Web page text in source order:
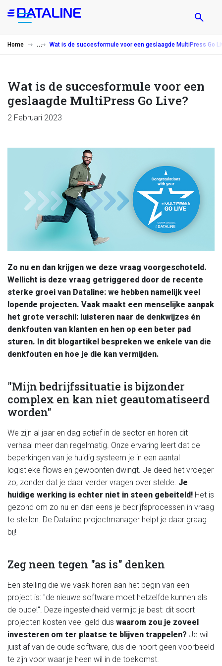
Overslaan
en
de
inhoud
Home Wat is de succesformule voor een geslaagde MultiPress Go
Wat is de succesformule voor een
geslaagde MultiPress Go Live?
2 Februari 2023
Zo nu en dan krijgen we deze vraag voorgeschoteld.
Wellicht is deze vraag getriggered door de recente
sterke groei van Dataline: we hebben namelijk veel
lopende projecten. Vaak maakt een menselijke aanpak
het grote verschil: luisteren naar de denkwijzes én
denkfouten van klanten en hen op een beter pad
sturen. In dit blogartikel bespreken we enkele van die
denkfouten en hoe je die kan vermijden.
"Mijn bedrijfssituatie is bijzonder
complex en kan niet geautomatiseerd
worden"
We zijn al jaar en dag actief in de sector en horen dit
verhaal meer dan regelmatig. Onze ervaring leert dat de
beperkingen van je huidig systeem je in een aantal
logistieke flows en gewoonten dwingt. Je deed het vroeger
zo, zonder dat je daar verder vragen over stelde. Je
huidige werking is echter niet in steen gebeiteld! Het is
gezond om zo nu en dan eens je bedrijfsprocessen in vraag
te stellen. De Dataline projectmanager helpt je daar graag
bij!
Zeg neen tegen "as is" denken
Een stelling die we vaak horen aan het begin van een
project is: "de nieuwe software moet hetzelfde kunnen als
de oude!". Deze ingesteldheid vermijd je best: dit soort
projecten kosten veel geld dus waarom zou je zoveel
investeren om ter plaatse te blijven trappelen? Je wil
juist af van de oude software, dus die hoort geen voorbeeld
te zijn voor waar je heen wil in de toekomst.